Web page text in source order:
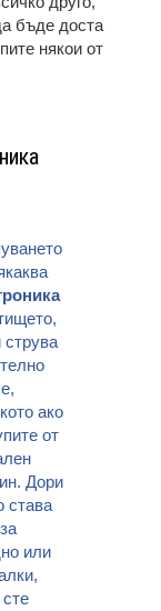
бъде доста
някои от
ако
от
Дори
става
или
сте